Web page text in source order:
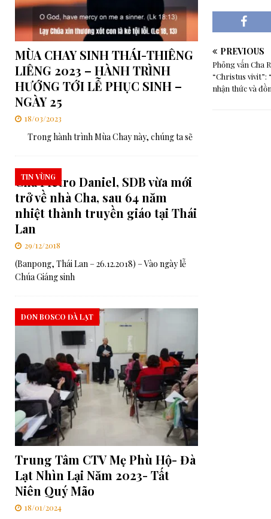
PREVIOUS
Phỏng vấn Cha
“Christus vivit”:
nhận thức và
MÙA CHAY SINH THÁI-THIÊNG
LIÊNG 2023 – HÀNH TRÌNH
HƯỚNG TỚI LỄ PHỤC SINH –
NGÀY 25
18/03/2023
Trong hành trình Mùa Chay này, chúng ta sẽ
Cha Pietro Daniel, SDB vừa mới
trở về nhà Cha, sau 64 năm
nhiệt thành truyền giáo tại Thái
Lan
TIN VÙNG
29/12/2018
(Banpong, Thái Lan – 26.12.2018) – Vào ngày lễ
Chúa Giáng sinh
Trung Tâm CTV Mẹ Phù Hộ- Đà
Lạt Nhìn Lại Năm 2023- Tất
Niên Quý Mão
DON BOSCO ĐÀ LẠT
18/01/2024